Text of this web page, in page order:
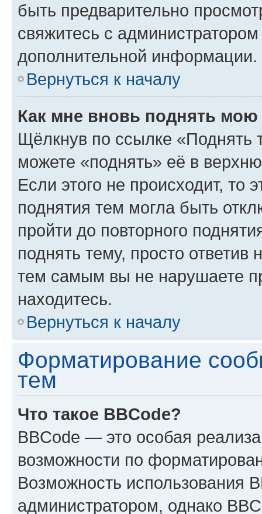
быть предварительно
свяжитесь с
дополнительной информации.
Вернуться к началу
Как мне вновь поднять мою
Щёлкнув по ссылке «Поднять
можете «поднять» её в
Если этого не происходит, то
поднятия тем могла быть
пройти до повторного
поднять тему, просто ответив
тем самым вы не нарушаете
находитесь.
Вернуться к началу
Форматирование
тем
Что такое BBCode?
BBCode — это особая
возможности по
Возможность использования
администратором, однако